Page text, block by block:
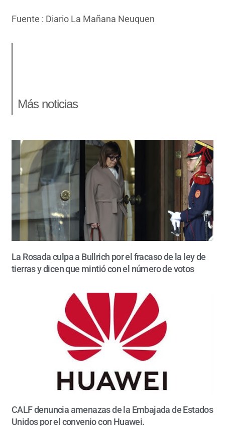
Fuente : Diario La Mañana Neuquen
Más noticias
La Rosada culpa a Bullrich por el fracaso de la ley de
tierras y dicen que mintió con el número de votos
CALF denuncia amenazas de la Embajada de Estados
Unidos por el convenio con Huawei.